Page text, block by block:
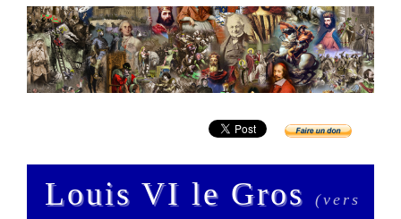
Louis VI le Gros
(vers